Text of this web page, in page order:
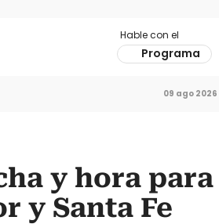
Hable con el
Programa
09 ago 2026
y hora para
y Santa Fe